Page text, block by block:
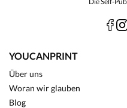
YOUCANPRINT
Über uns
Woran wir glauben
Blog